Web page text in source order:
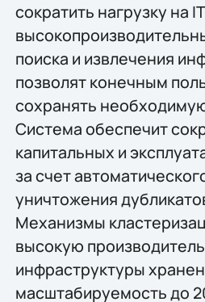
сократить нагрузку на
поиска и извлечения
позволят конечным
сохранять
Система обеспечит
капитальных и
за счет
уничтожения
Механизмы
высокую
инфраструктуры
масштабируемость до